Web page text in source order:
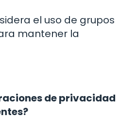
el uso de grupos
mantener la
de privacidad